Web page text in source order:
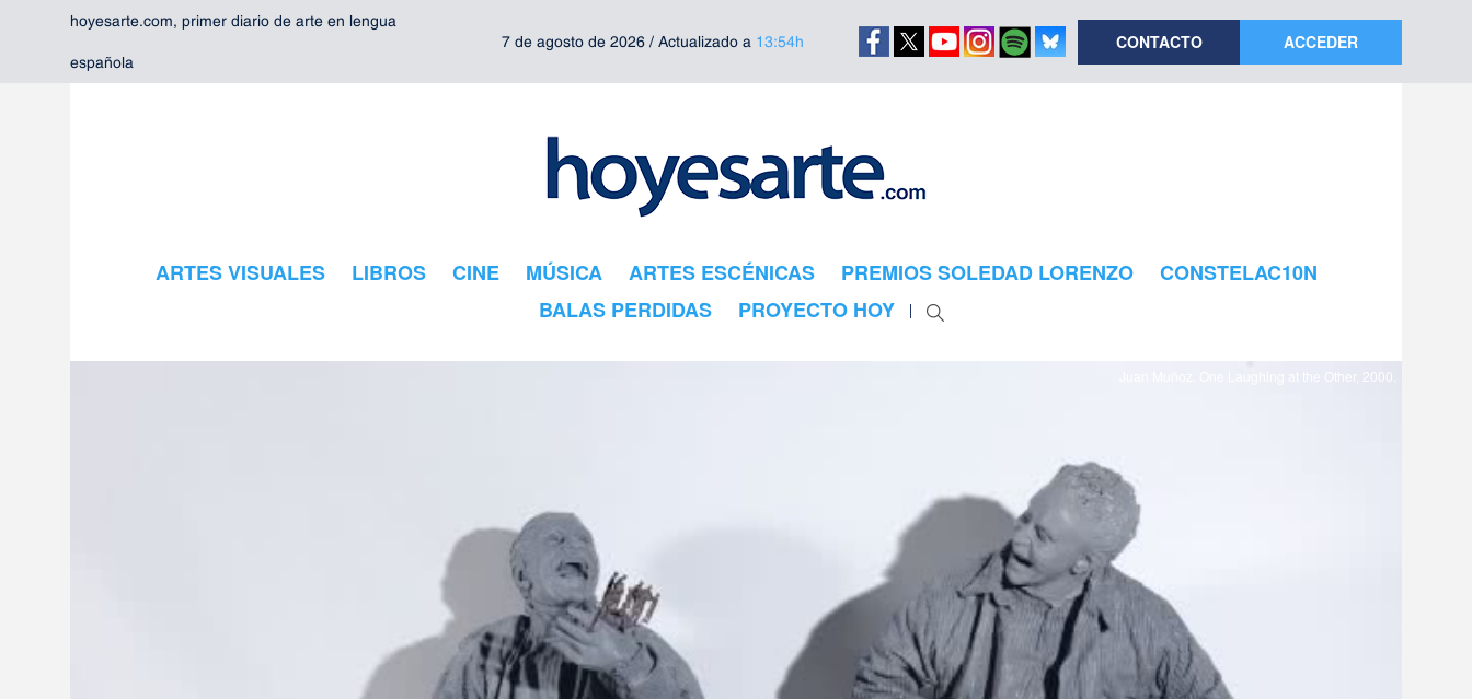
hoyesarte.com, primer diario de arte en lengua
española
7 de agosto de 2026 / Actualizado a 13:54h CONTACTO ACCEDER
ARTES VISUALES LIBROS CINE MÚSICA ARTES ESCÉNICAS PREMIOS SOLEDAD LORENZO
CONSTELAC10N
BALAS PERDIDAS
PROYECTO HOY
Juan Muñoz. One Laughing at the Other, 2000.